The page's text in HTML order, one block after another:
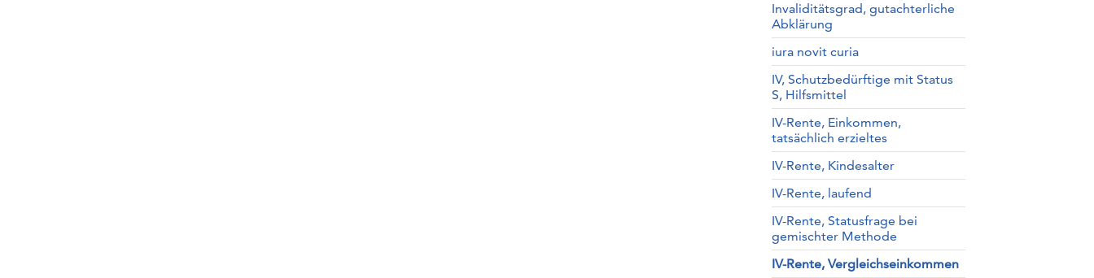
Invaliditätsgrad, gutachterliche
Abklärung
iura novit curia
IV, Schutzbedürftige mit Status
S, Hilfsmittel
IV-Rente, Einkommen,
tatsächlich erzieltes
IV-Rente, Kindesalter
IV-Rente, laufend
IV-Rente, Statusfrage bei
gemischter Methode
IV-Rente, Vergleichseinkommen